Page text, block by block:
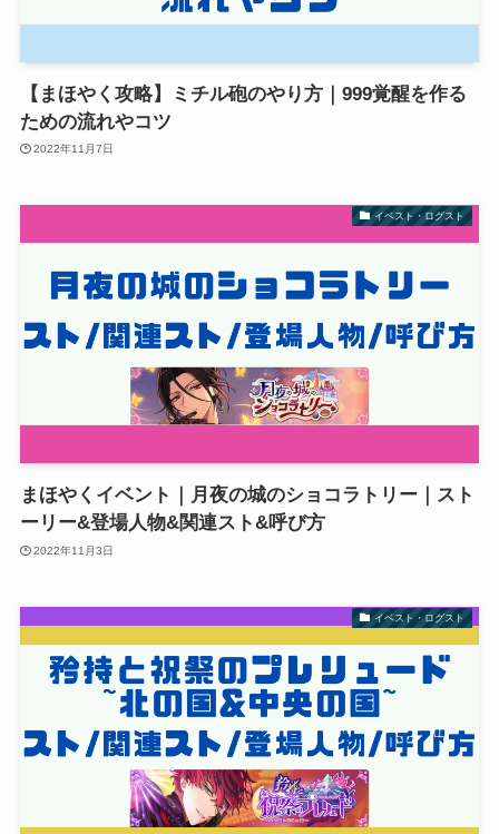
【まほやく攻略】ミチル砲のやり方｜999覚醒を作る
ための流れやコツ
2022年11月7日
イベスト・ログスト
まほやくイベント｜月夜の城のショコラトリー｜スト
ーリー&登場人物&関連スト&呼び方
2022年11月3日
イベスト・ログスト